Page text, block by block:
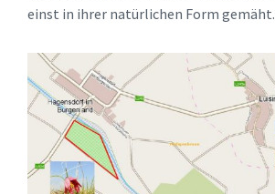
einst in ihrer natürlichen Form gemäht.